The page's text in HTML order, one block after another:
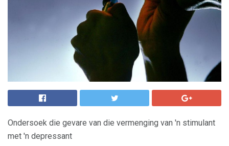
Ondersoek die gevare van die vermenging van 'n stimulant
met 'n depressant